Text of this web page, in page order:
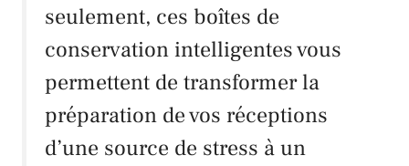
seulement, ces boîtes de
conservation intelligentes vous
permettent de transformer la
préparation de vos réceptions
d’une source de stress à un